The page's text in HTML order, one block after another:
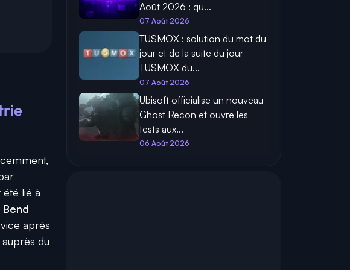
été lié à
Bend
après
du
Août 2026 : qu...
07 Août 2026
TUSMOX : solution du mot du
jour et de la suite du jour
TUSMOX du...
07 Août 2026
Ubisoft officialise un nouveau
Ghost Recon et ouvre les
tests aux...
06 Août 2026